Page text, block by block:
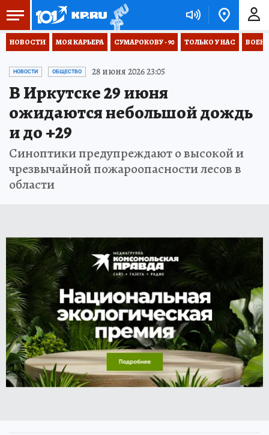
НОВОСТИ МОЯ КАРЬЕРА СУМАРОКОВУ - 90 ТОЛЬКО У НАС
НОВОСТИ ОБЩЕСТВО 28 июня 2026 23:05
В Иркутске 29 июня
ожидаются небольшой дождь
и до +29
Синоптики предупреждают о высокой и
чрезвычайной пожароопасности лесов в
области